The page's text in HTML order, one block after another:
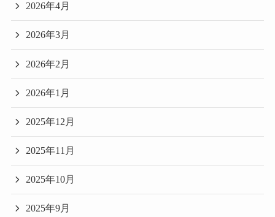
2026年4月
2026年3月
2026年2月
2026年1月
2025年12月
2025年11月
2025年10月
2025年9月